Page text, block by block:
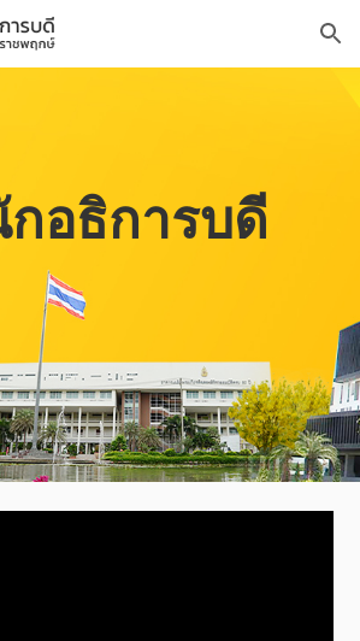
Skip to navigation
อธิการบดี